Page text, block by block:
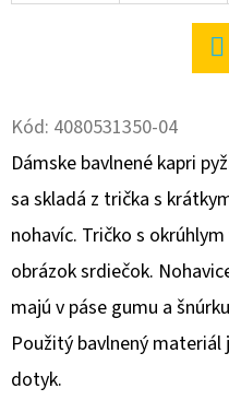
Kód: 4080531350-04
Dámske bavlnené kapri
sa skladá z trička s
nohavíc. Tričko s
obrázok srdiečok.
majú v páse gumu a
Použitý bavlnený materiál
dotyk.
R
Ú
Č
A
M
E
DÁMSKA
NOČNÁ
KOŠEĽA